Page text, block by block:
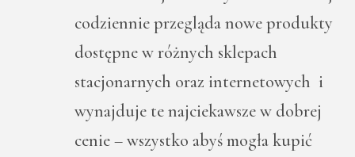
codziennie przegląda nowe produkty
dostępne w różnych sklepach
stacjonarnych oraz internetowych i
wynajduje te najciekawsze w dobrej
cenie – wszystko abyś mogła kupić